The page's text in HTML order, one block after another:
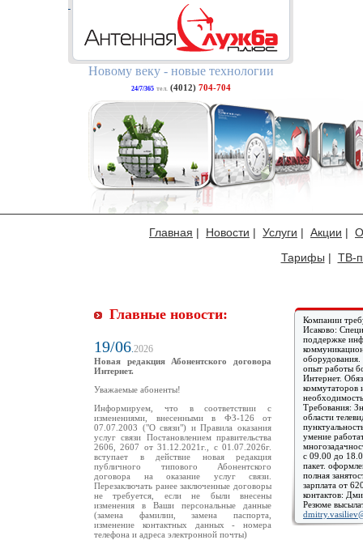
Новому веку - новые технологии
24/7/365 тел. (4012)704-704
Главная | Новости | Услуги | Акции |
Тарифы | ТВ-
Главные новости:
19/06.2026
Новая редакция Абонентского договора
Интернет.
Уважаемые абоненты!
Информируем, что в соответствии с
изменениями, внесенными в ФЗ-126 от
07.07.2003 ("О связи") и Правила оказания
услуг связи Постановлением правительства
2606, 2607 от 31.12.2021г., с 01.07.2026г.
вступает в действие новая редакция
публичного типового Абонентского
договора на оказание услуг связи.
Перезаключать ранее заключенные договоры
не требуется, если не были внесены
изменения в Ваши персональные данные
(замена фамилии, замена паспорта,
изменение контактных данных - номера
телефона и адреса электронной почты)
Компании
Исаково:
поддержке
опыт работы
Интернет.
коммутаторов
Требования:
области
умение
с 09.00 до
пакет.
полная
зарплата от
контактов:
Резюме